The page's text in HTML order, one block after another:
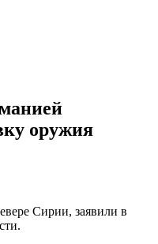
оружия
Сирии, заявили в